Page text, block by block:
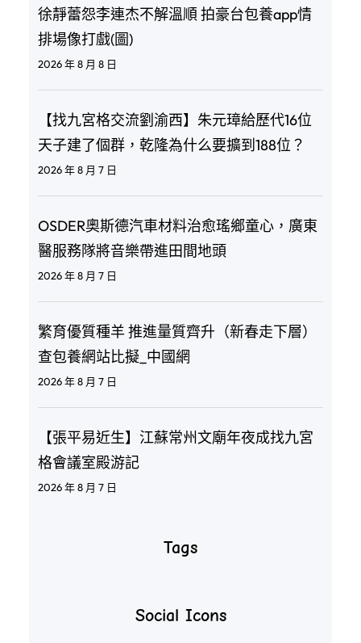
徐靜蕾怨李連杰不解溫順 拍豪台包養app情
排場像打戲(圖)
2026 年 8 月 8 日
【找九宮格交流劉渝西】朱元璋給歷代16位
天子建了個群，乾隆為什么要擴到188位？
2026 年 8 月 7 日
OSDER奧斯德汽車材料治愈瑤鄉童心，廣東
醫服務隊將音樂帶進田間地頭
2026 年 8 月 7 日
繁育優質種羊 推進量質齊升（新春走下層）
查包養網站比擬_中國網
2026 年 8 月 7 日
【張平易近生】江蘇常州文廟年夜成找九宮
格會議室殿游記
2026 年 8 月 7 日
Tags
Social Icons